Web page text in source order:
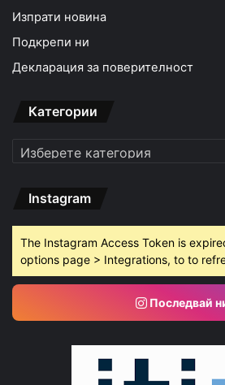
Изпрати новина
Подкрепи ни
Декларация за поверителност
Категории
Категории
Instagram
The Instagram Access Token is
options page > Integrations, to to
Последвай